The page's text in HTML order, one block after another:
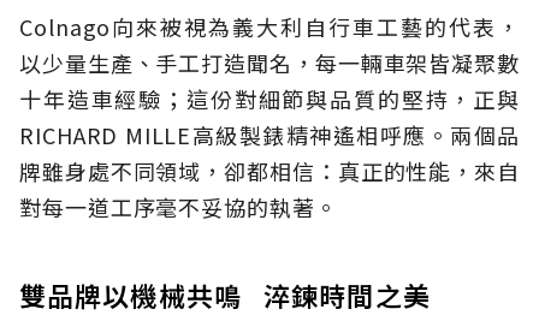
Colnago向來被視為義大利自行車工藝的代表，
以少量生產、手工打造聞名，每一輛車架皆凝聚數
十年造車經驗；這份對細節與品質的堅持，正與
RICHARD MILLE高級製錶精神遙相呼應。兩個品
牌雖身處不同領域，卻都相信：真正的性能，來自
對每一道工序毫不妥協的執著。
雙品牌以機械共鳴 淬鍊時間之美